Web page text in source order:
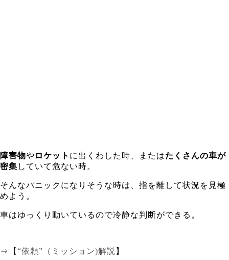
障害物や ロケット に出くわした時、またはたくさんの車が
密集 していて危ない時。
そんなパニックになりそうな時は、指を離して状況を見極
めよう。
車はゆっくり動いているので冷静な判断ができる。
⇒【 “依頼”（ミッション)解説 】